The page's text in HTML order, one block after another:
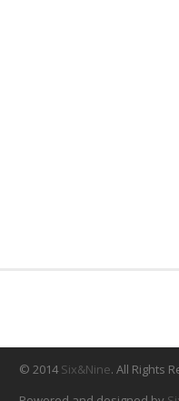
© 2014Six&Nine. All Rights